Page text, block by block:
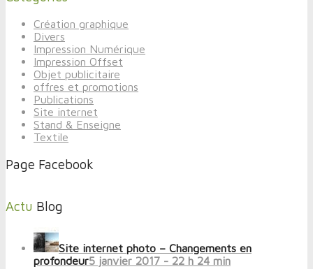
Création graphique
Divers
Impression Numérique
Impression Offset
Objet publicitaire
offres et promotions
Publications
Site internet
Stand & Enseigne
Textile
Page Facebook
Actu Blog
Site internet photo – Changements en
profondeur5 janvier 2017 - 22 h 24 min